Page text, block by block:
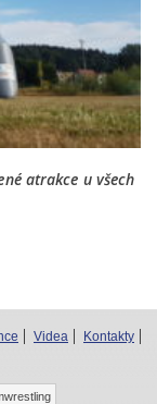
atrakce u všech
Videa
Kontakty